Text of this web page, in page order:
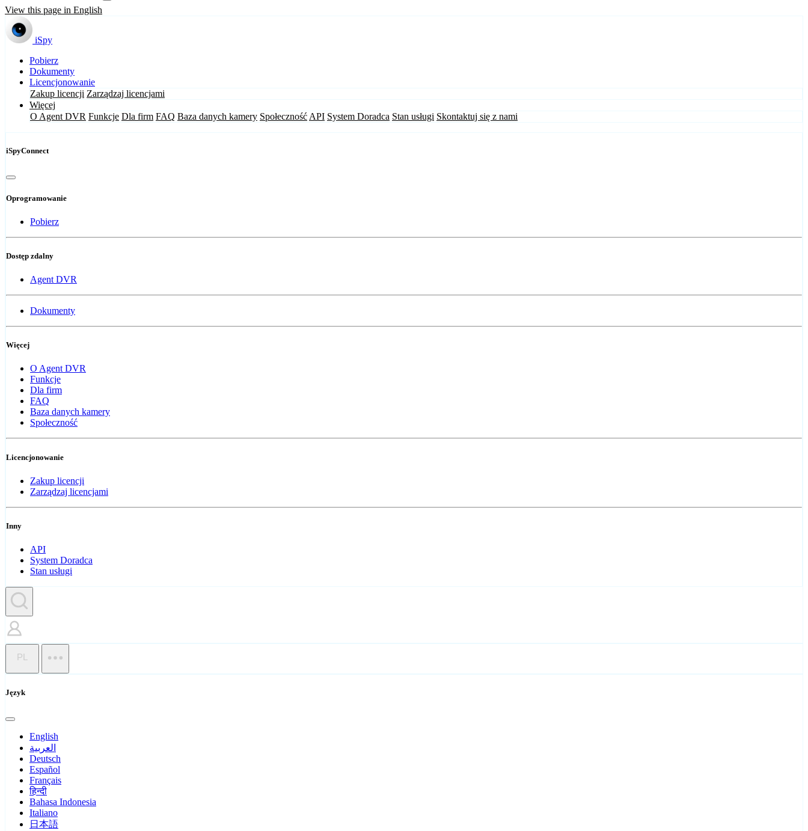
View this page in English
iSpy
Pobierz
Dokumenty
Licencjonowanie
Zakup licencji Zarządzaj licencjami
Więcej
O Agent DVR Funkcje Dla firm FAQ Baza danych kamery Społeczność API System Doradca Stan usługi Skontaktuj się z nami
iSpyConnect
Oprogramowanie
Pobierz
Dostęp zdalny
Agent DVR
Dokumenty
Więcej
O Agent DVR
Funkcje
Dla firm
FAQ
Baza danych kamery
Społeczność
Licencjonowanie
Zakup licencji
Zarządzaj licencjami
Inny
API
System Doradca
Stan usługi
PL
Język
English
العربية
Deutsch
Español
Français
हिन्दी
Bahasa Indonesia
Italiano
日本語